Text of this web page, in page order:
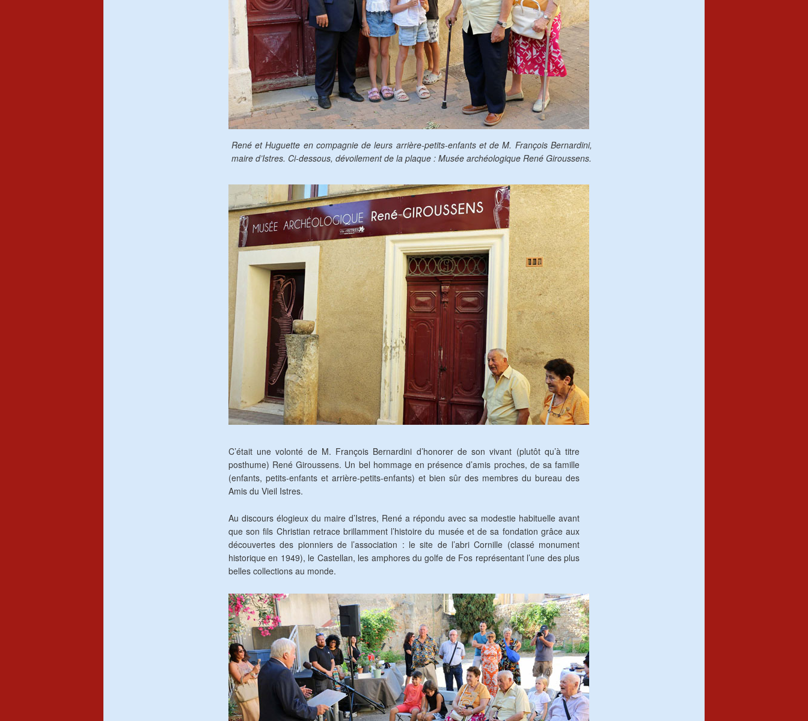
René et Huguette en compagnie de leurs arrière-petits-enfants et de M. François Bernardini,
maire d’Istres. Ci-dessous, dévoilement de la plaque : Musée archéologique René Giroussens.
C’était une volonté de M. François Bernardini d’honorer de son vivant (plutôt qu’à titre
posthume) René Giroussens. Un bel hommage en présence d’amis proches, de sa famille
(enfants, petits-enfants et arrière-petits-enfants) et bien sûr des membres du bureau des
Amis du Vieil Istres.
Au discours élogieux du maire d’Istres, René a répondu avec sa modestie habituelle avant
que son fils Christian retrace brillamment l’histoire du musée et de sa fondation grâce aux
découvertes des pionniers de l’association : le site de l’abri Cornille (classé monument
historique en 1949), le Castellan, les amphores du golfe de Fos représentant l’une des plus
belles collections au monde.